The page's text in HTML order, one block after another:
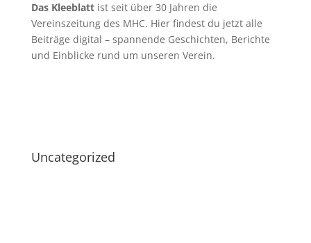
Das Kleeblattist seit über 30 Jahren die
Vereinszeitung des MHC. Hier findest du jetzt alle
Beiträge digital – spannende Geschichten, Berichte
und Einblicke rund um unseren Verein.
Uncategorized